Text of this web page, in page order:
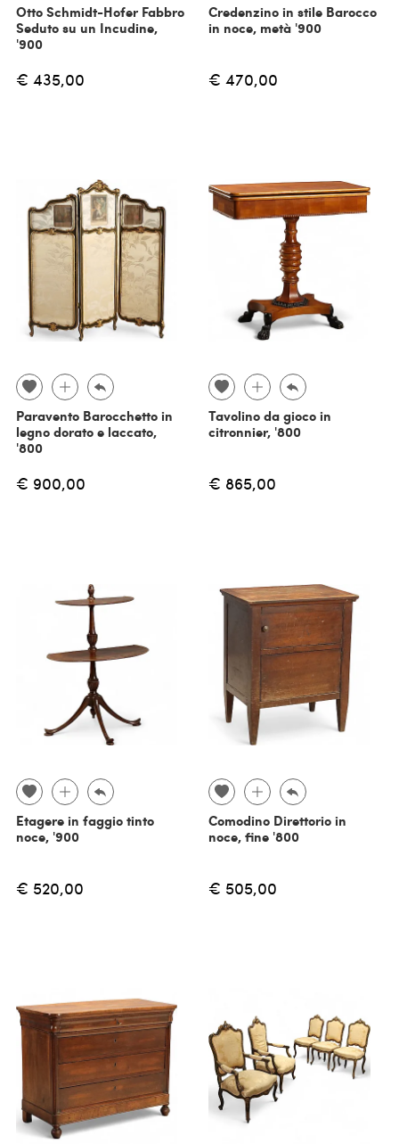
Otto Schmidt-Hofer Fabbro
Seduto su un Incudine,
'900
€ 435,00
Credenzino in stile Barocco
in noce, metà '900
€ 470,00
Paravento Barocchetto in
legno dorato e laccato,
'800
€ 900,00
Tavolino da gioco in
citronnier, '800
€ 865,00
Etagere in faggio tinto
noce, '900
€ 520,00
Comodino Direttorio in
noce, fine '800
€ 505,00